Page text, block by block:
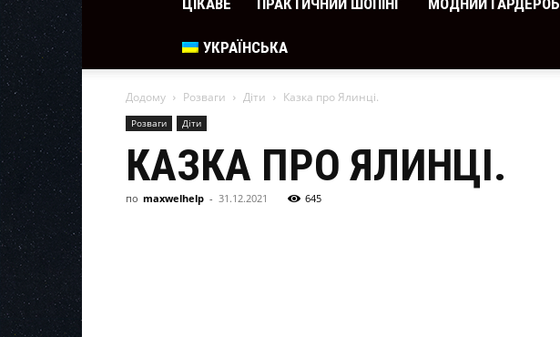
ЦІКАВЕ ПРАКТИЧНИЙ ШОПІНГ МОДНИЙ ГАРДЕРОБ
УКРАЇНСЬКА
Додому Розваги Діти Казка про Ялинці.
Розваги Діти
КАЗКА ПРО ЯЛИНЦІ.
по maxwelhelp - 31.12.2021 645